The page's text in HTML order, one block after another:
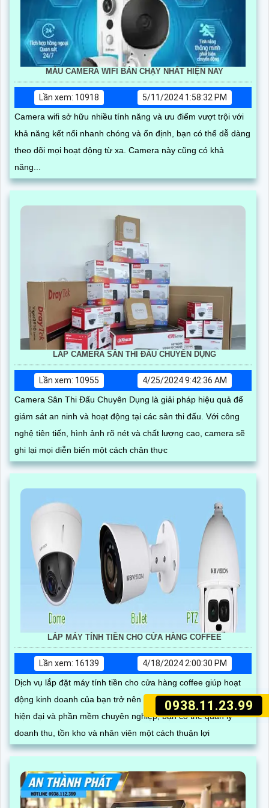
0938.11.23.99
MẪU CAMERA WIFI BÁN CHẠY NHẤT HIỆN NAY
Lần xem: 10918
5/11/2024 1:58:32 PM
Camera wifi sở hữu nhiều tính năng và ưu điểm vượt trội với
khả năng kết nối nhanh chóng và ổn định, bạn có thể dễ dàng
theo dõi mọi hoạt động từ xa. Camera này cũng có khả
năng...
LẮP CAMERA SÂN THI ĐẤU CHUYÊN DỤNG
Lần xem: 10955
4/25/2024 9:42:36 AM
Camera Sân Thi Đấu Chuyên Dụng là giải pháp hiệu quả để
giám sát an ninh và hoạt động tại các sân thi đấu. Với công
nghệ tiên tiến, hình ảnh rõ nét và chất lượng cao, camera sẽ
ghi lại mọi diễn biến một cách chân thực
LẮP MÁY TÍNH TIỀN CHO CỬA HÀNG COFFEE
Lần xem: 16139
4/18/2024 2:00:30 PM
Dịch vụ lắp đặt máy tính tiền cho cửa hàng coffee giúp hoạt
động kinh doanh của bạn trở nên hiệu quả hơn. Với thiết bị
hiện đại và phần mềm chuyên nghiệp, bạn có thể quản lý
doanh thu, tồn kho và nhân viên một cách thuận lợi